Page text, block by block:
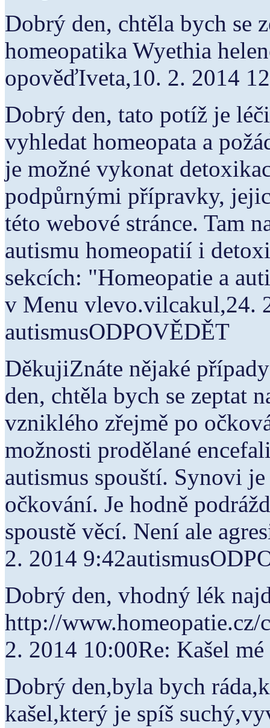
Dobrý den, chtěla bych se
homeopatika Wyethia
opověďIveta,10. 2. 2014
Dobrý den, tato potíž je
vyhledat homeopata a
je možné vykonat
podpůrnými přípravky,
této webové stránce. Tam
autismu homeopatií i
sekcích: "Homeopatie a
v Menu vlevo.vilcakul,24.
autismusODPOVĚDĚT
DěkujiZnáte nějaké
den, chtěla bych se zeptat
vzniklého zřejmě po
možnosti prodělané
autismus spouští. Synovi
očkování. Je hodně
spoustě věcí. Není ale
2. 2014
Dobrý den, vhodný lék
http://
2. 2014 10:00Re: Kašel
Dobrý den,byla bych
kašel,který je spíš